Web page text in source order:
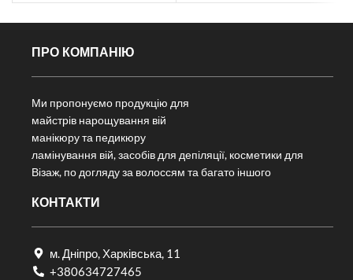
ПРО КОМПАНІЮ
Ми пропонуємо продукцію для
майстрів нарощування вій
манікюру та педикюру
ламінування вій, засобів для депіляції, косметики для
Візаж, по догляду за волоссям та багато іншого
КОНТАКТИ
м. Дніпро, Харківська, 11
+380634727465